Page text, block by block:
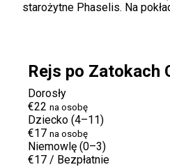
starożytne Phaselis. Na
Rejs po Zatokach
Dorosły
€22 na osobę
Dziecko (4–11)
€17 na osobę
Niemowlę (0–3)
€17 / Bezpłatnie